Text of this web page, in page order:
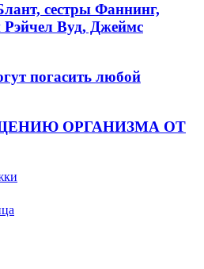
сестры Фаннинг,
Вуд, Джеймс
погасить любой
ОРГАНИЗМА ОТ